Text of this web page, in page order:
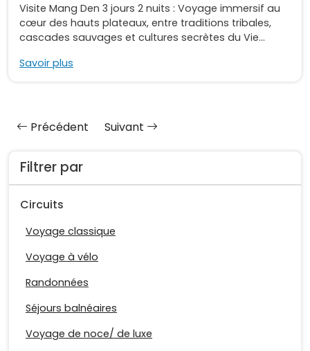
Filtrer par
Circuits
Voyage classique
Voyage à vélo
Randonnées
Séjours balnéaires
Voyage de noce/ de luxe
Visite Mang Den 3 jours 2 nuits : Voyage immersif au
cœur des hauts plateaux, entre traditions tribales,
cascades sauvages et cultures secrètes du Vie...
Savoir plus
Précédent Suivant